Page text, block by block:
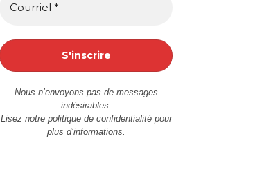
Nous n’envoyons pas de messages
indésirables.
Lisez notre politique de confidentialitépour
plus d’informations.